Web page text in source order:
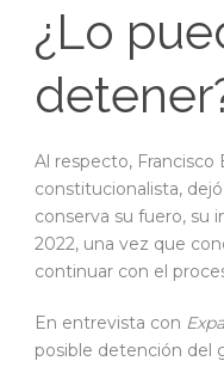
¿Lo
Al respecto, Francisco
constitucionalista,
conserva su fuero, su
2022, una vez que
continuar con el
En entrevista con
posible detención del